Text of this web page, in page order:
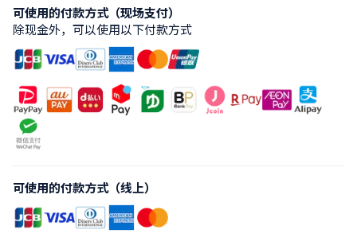
可使用的付款方式（现场支付）
除现金外，可以使用以下付款方式
可使用的付款方式（线上）